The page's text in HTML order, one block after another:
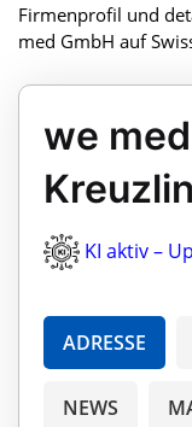
Firmenprofil und
med GmbH auf
we
KI aktiv –
ADRESSE
NEWS